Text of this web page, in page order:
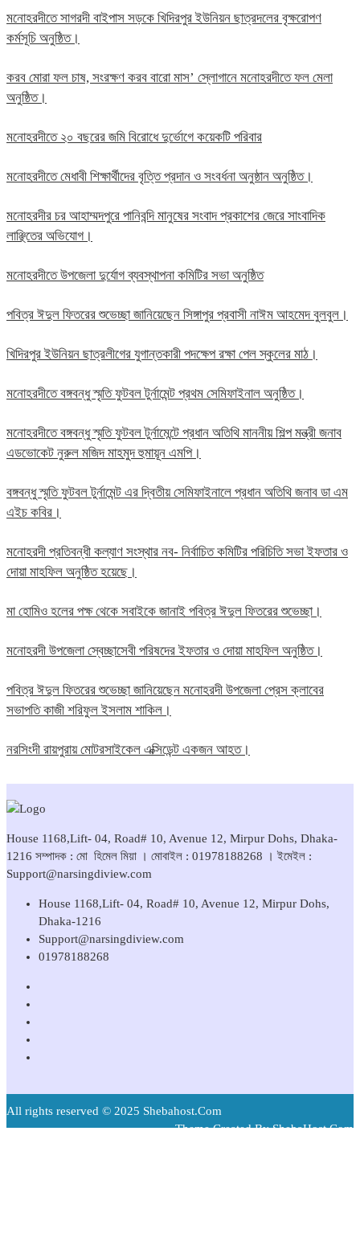
মনোহরদীতে সাগরদী বাইপাস সড়কে খিদিরপুর ইউনিয়ন ছাত্রদলের বৃক্ষরোপণ
কর্মসূচি অনুষ্ঠিত।
করব মোরা ফল চাষ, সংরক্ষণ করব বারো মাস’ স্লোগানে মনোহরদীতে ফল মেলা
অনুষ্ঠিত।
মনোহরদীতে ২০ বছরের জমি বিরোধে দুর্ভোগে কয়েকটি পরিবার
মনোহরদীতে মেধাবী শিক্ষার্থীদের বৃত্তি প্রদান ও সংবর্ধনা অনুষ্ঠান অনুষ্ঠিত।
মনোহরদীর চর আহাম্মদপুরে পানিবন্দি মানুষের সংবাদ প্রকাশের জেরে সাংবাদিক
লাঞ্ছিতের অভিযোগ।
মনোহরদীতে উপজেলা দুর্যোগ ব্যবস্থাপনা কমিটির সভা অনুষ্ঠিত
পবিত্র ঈদুল ফিতরের শুভেচ্ছা জানিয়েছেন সিঙ্গাপুর প্রবাসী নাঈম আহমেদ বুলবুল।
খিদিরপুর ইউনিয়ন ছাত্রলীগের যুগান্তকারী পদক্ষেপ রক্ষা পেল স্কুলের মাঠ।
মনোহরদীতে বঙ্গবন্ধু স্মৃতি ফুটবল টুর্নামেন্ট প্রথম সেমিফাইনাল অনুষ্ঠিত।
মনোহরদীতে বঙ্গবন্ধু স্মৃতি ফুটবল টুর্নামেন্টে প্রধান অতিথি মাননীয় শিল্প মন্ত্রী জনাব
এডভোকেট নুরুল মজিদ মাহমুদ হুমায়ূন এমপি।
বঙ্গবন্ধু স্মৃতি ফুটবল টুর্নামেন্ট এর দ্বিতীয় সেমিফাইনালে প্রধান অতিথি জনাব ডা এম
এইচ কবির।
মনোহরদী প্রতিবন্ধী কল্যাণ সংস্থার নব- নির্বাচিত কমিটির পরিচিতি সভা ইফতার ও
দোয়া মাহফিল অনুষ্ঠিত হয়েছে।
মা হোমিও হলের পক্ষ থেকে সবাইকে জানাই পবিত্র ঈদুল ফিতরের শুভেচ্ছা।
মনোহরদী উপজেলা স্বেচ্ছাসেবী পরিষদের ইফতার ও দোয়া মাহফিল অনুষ্ঠিত।
পবিত্র ঈদুল ফিতরের শুভেচ্ছা জানিয়েছেন মনোহরদী উপজেলা প্রেস ক্লাবের
সভাপতি কাজী শরিফুল ইসলাম শাকিল।
নরসিংদী রায়পুরায় মোটরসাইকেল এক্সিডেন্ট একজন আহত।
House 1168,Lift- 04, Road# 10, Avenue 12, Mirpur Dohs, Dhaka-
1216 সম্পাদক : মো হিমেল মিয়া । মোবাইল : 01978188268 । ইমেইল :
Support@narsingdiview.com
House 1168,Lift- 04, Road# 10, Avenue 12, Mirpur Dohs,
Dhaka-1216
Support@narsingdiview.com
01978188268
All rights reserved © 2025 Shebahost.Com
Theme Created By ShebaHost.Com